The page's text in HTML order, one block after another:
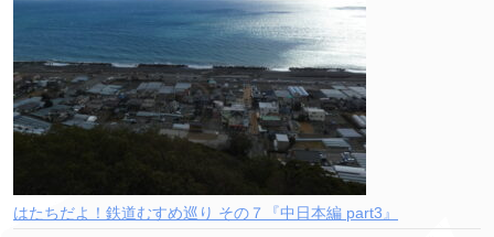
はたちだよ！鉄道むすめ巡り その７『中日本編 part3』